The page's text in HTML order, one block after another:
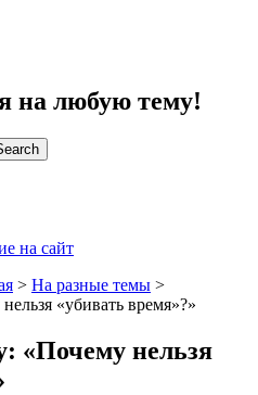
на любую тему!
на сайт
> На разные темы >
«убивать время»?»
«Почему нельзя